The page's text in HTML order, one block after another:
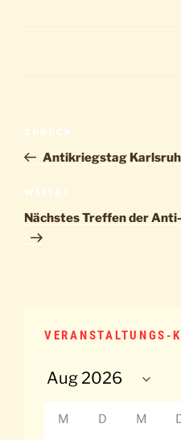
Beitragsnavigation
Vorheriger
Beitrag
ZURÜCK
Antikriegstag
Nächster
Beitrag
WEITER
Nächstes Treffen der
VERANSTALTUNGS-
M D M